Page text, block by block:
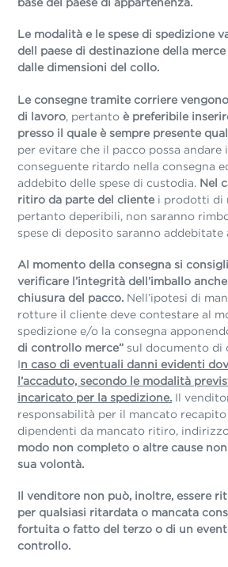
Le modalità e le spese di spedizione
dell paese di destinazione della
dalle dimensioni del collo.
Le consegne tramite corriere
di lavoro , pertanto è preferibile
presso il quale è sempre presente
per evitare che il pacco possa andare
conseguente ritardo nella consegna
addebito delle spese di custodia. Nel
ritiro da parte del cliente i prodotti di
pertanto deperibili, non saranno
spese di deposito saranno addebitate
Al momento della consegna si
verificare l’integrità dell’imballo
chiusura del pacco. Nell’ipotesi di
rotture il cliente deve contestare al
spedizione e/o la consegna
di controllo merce” sul documento di
In caso di eventuali danni evidenti
l’accaduto, secondo le modalità
incaricato per la spedizione. Il
responsabilità per il mancato
dipendenti da mancato ritiro,
modo non completo o altre cause
sua volontà.
Il venditore non può, inoltre, essere
per qualsiasi ritardata o mancata
fortuita o fatto del terzo o di un
controllo.